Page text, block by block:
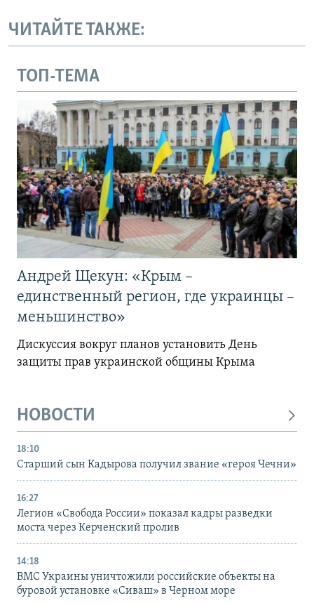
ЧИТАЙТЕ ТАКЖЕ:
ТОП-ТЕМА
Андрей Щекун: «Крым –
единственный регион, где украинцы –
меньшинство»
Дискуссия вокруг планов установить День
защиты прав украинской общины Крыма
НОВОСТИ
18:10
Старший сын Кадырова получил звание «героя Чечни»
16:27
Легион «Свобода России» показал кадры разведки
моста через Керченский пролив
14:18
ВМС Украины уничтожили российские объекты на
буровой установке «Сиваш» в Черном море